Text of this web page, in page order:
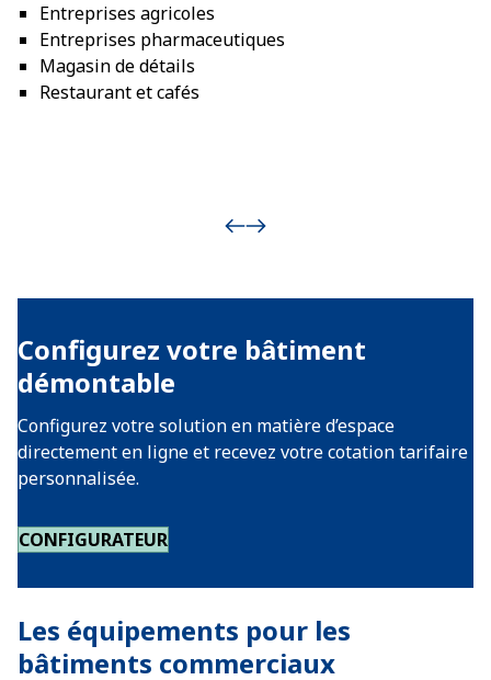
Entreprises agricoles
Entreprises pharmaceutiques
Magasin de détails
Restaurant et cafés
Configurez votre bâtiment
démontable
Configurez votre solution en matière d’espace
directement en ligne et recevez votre cotation tarifaire
personnalisée.
CONFIGURATEUR
Les équipements pour les
bâtiments commerciaux